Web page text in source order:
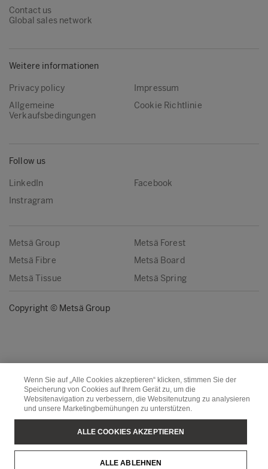
Contact us
Global sales network
Weitere informationen
Privacy policy
Impressum
Allgemeine
Verkaufsbedingungen
Cookie Richtlinie
Follow us
LinkedIn
Facebook
Instragram
Metsä Group
Metsä Forest
Metsä Fibre
Metsä Board
Metsä Tissue
Metsä Spring
Copyright © Metsä Group
Wenn Sie auf „Alle Cookies akzeptieren“ klicken, stimmen Sie der
Speicherung von Cookies auf Ihrem Gerät zu, um die
Websitenavigation zu verbessern, die Websitenutzung zu analysieren
und unsere Marketingbemühungen zu unterstützen.
ALLE ABLEHNEN
ALLE COOKIES AKZEPTIEREN